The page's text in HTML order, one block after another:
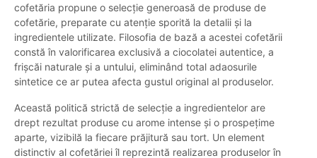
cofetăria propune o selecție generoasă de produse de
cofetărie, preparate cu atenție sporită la detalii și la
ingredientele utilizate. Filosofia de bază a acestei cofetării
constă în valorificarea exclusivă a ciocolatei autentice, a
frișcăi naturale și a untului, eliminând total adaosurile
sintetice ce ar putea afecta gustul original al produselor.
Această politică strictă de selecție a ingredientelor are
drept rezultat produse cu arome intense și o prospețime
aparte, vizibilă la fiecare prăjitură sau tort. Un element
distinctiv al cofetăriei îl reprezintă realizarea produselor în